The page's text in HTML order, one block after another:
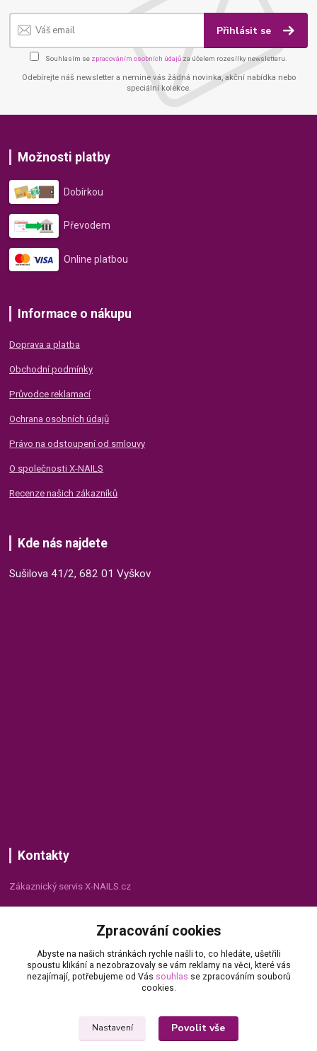
Přihlásit se
Souhlasím se zpracováním osobních údajů za účelem rozesílky newsletteru.
Odebírejte náš newsletter a nemine vás žádná novinka, akční nabídka nebo
speciální kolekce.
Možnosti platby
Dobírkou
Převodem
Online platbou
Informace o nákupu
Doprava a platba
Obchodní podmínky
Průvodce reklamací
Ochrana osobních údajů
Právo na odstoupení od smlouvy
O společnosti X-NAILS
Recenze našich zákazníků
Kde nás najdete
Sušilova 41/2, 682 01 Vyškov
Kontakty
Zákaznický servis X-NAILS.cz
+420 735 055 075
(Po - Pá, 8 - 16 hod.)
info@x-nails.cz
Zpracování cookies
Abyste na našich stránkách rychle našli to, co hledáte, ušetřili
spoustu klikání a nezobrazovaly se vám reklamy na věci, které vás
nezajímají, potřebujeme od Vás souhlas se zpracováním souborů
cookies.
Nastavení Povolit vše